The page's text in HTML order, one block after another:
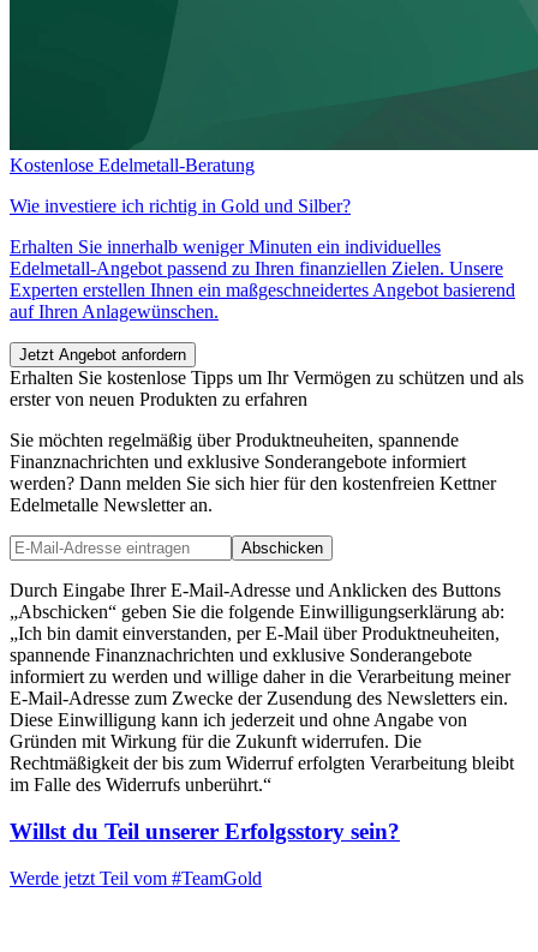
Kostenlose Edelmetall-Beratung
Wie investiere ich richtig in Gold und Silber?
Erhalten Sie innerhalb weniger Minuten ein individuelles
Edelmetall-Angebot passend zu Ihren finanziellen Zielen. Unsere
Experten erstellen Ihnen ein maßgeschneidertes Angebot basierend
auf Ihren Anlagewünschen.
Jetzt Angebot anfordern
Erhalten Sie kostenlose Tipps um Ihr Vermögen zu schützen und als
erster von neuen Produkten zu erfahren
Sie möchten regelmäßig über Produktneuheiten, spannende
Finanznachrichten und exklusive Sonderangebote informiert
werden? Dann melden Sie sich hier für den kostenfreien Kettner
Edelmetalle Newsletter an.
Abschicken
Durch Eingabe Ihrer E-Mail-Adresse und Anklicken des Buttons
„Abschicken“ geben Sie die folgende Einwilligungserklärung ab:
„Ich bin damit einverstanden, per E-Mail über Produktneuheiten,
spannende Finanznachrichten und exklusive Sonderangebote
informiert zu werden und willige daher in die Verarbeitung meiner
E-Mail-Adresse zum Zwecke der Zusendung des Newsletters ein.
Diese Einwilligung kann ich jederzeit und ohne Angabe von
Gründen mit Wirkung für die Zukunft widerrufen. Die
Rechtmäßigkeit der bis zum Widerruf erfolgten Verarbeitung bleibt
im Falle des Widerrufs unberührt.“
Willst du Teil unserer Erfolgsstory sein?
Werde jetzt Teil vom #TeamGold